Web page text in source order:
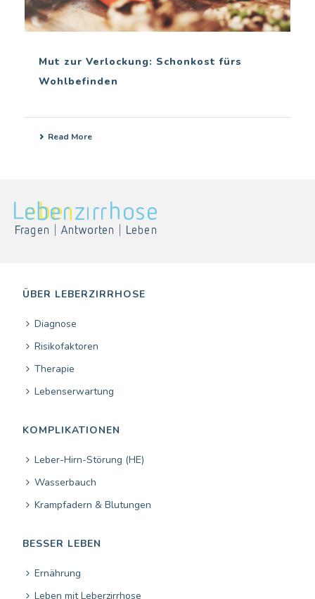
Mut zur Verlockung: Schonkost fürs
Wohlbefinden
Read More
ÜBER LEBERZIRRHOSE
Diagnose
Risikofaktoren
Therapie
Lebenserwartung
KOMPLIKATIONEN
Leber-Hirn-Störung (HE)
Wasserbauch
Krampfadern & Blutungen
BESSER LEBEN
Ernährung
Leben mit Leberzirrhose